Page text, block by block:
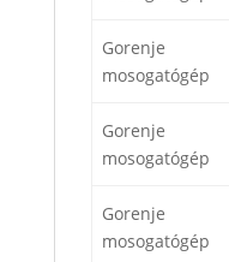
Gorenje
mosogatógép
Gorenje
mosogatógép
Gorenje
mosogatógép